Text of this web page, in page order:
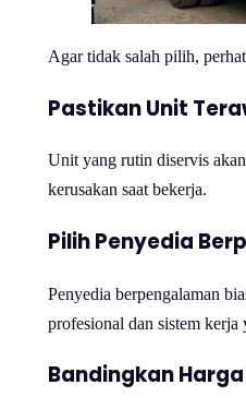
Agar tidak salah pilih,
Pastikan Unit
Unit yang rutin diservis
kerusakan saat bekerja.
Pilih Penyedia
Penyedia berpengalaman
profesional dan sistem kerja
Bandingkan